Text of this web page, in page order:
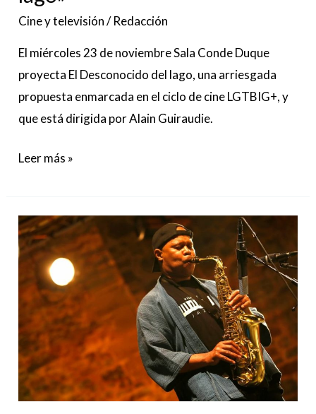
Cine y televisión/Redacción
El miércoles 23 de noviembre Sala Conde Duque
proyecta El Desconocido del lago, una arriesgada
propuesta enmarcada en el ciclo de cine LGTBIG+, y
que está dirigida por Alain Guiraudie.
lago»
Leer más »
Steve
Coleman
&
Five
Elements
«mdw
ntr»
.
Arrebato